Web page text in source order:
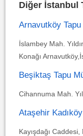
Diğer İstanbul
Arnavutköy
İslambey Mah.
Konağı
Beşiktaş Tapu
Cihannuma Mah.
Ataşehir
Kayışdağı